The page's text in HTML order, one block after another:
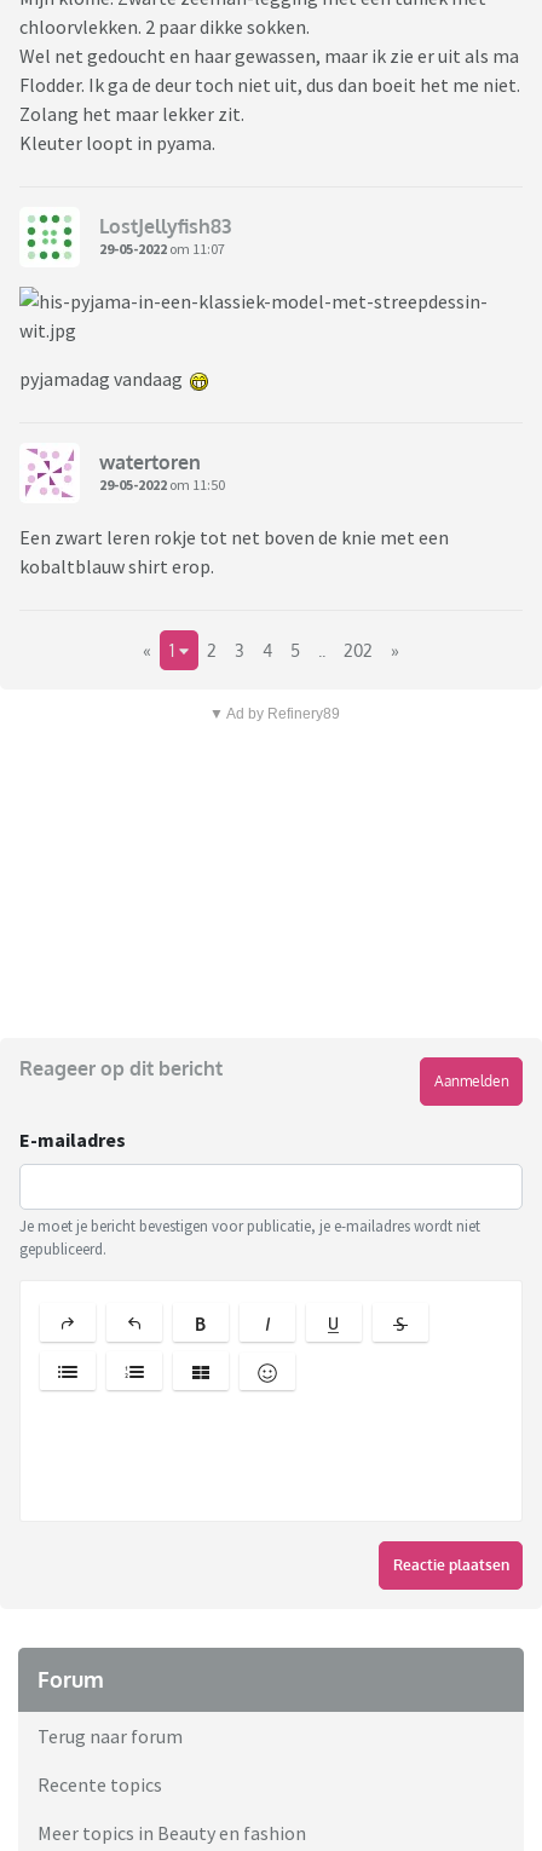
chloorvlekken. 2 paar dikke sokken.
Wel net gedoucht en haar gewassen, maar ik zie er uit als ma
Flodder. Ik ga de deur toch niet uit, dus dan boeit het me niet.
Zolang het maar lekker zit.
Kleuter loopt in pyama.
LostJellyfish83
29-05-2022 om 11:07
pyjamadag vandaag
watertoren
29-05-2022 om 11:50
Een zwart leren rokje tot net boven de knie met een
kobaltblauw shirt erop.
« 1 2 3 4 5 .. 202 »
▼ Ad by Refinery89
Reageer op dit bericht
Aanmelden
E-mailadres
Je moet je bericht bevestigen voor publicatie, je e-mailadres wordt niet
gepubliceerd.
Reactie plaatsen
Forum
Terug naar forum
Recente topics
Meer topics in Beauty en fashion